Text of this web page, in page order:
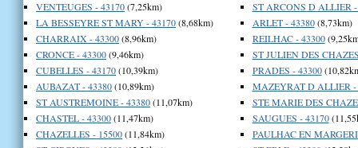
VENTEUGES - 43170(7,25km)
LA BESSEYRE ST MARY - 43170(8,68km)
CHARRAIX - 43300(8,96km)
CRONCE - 43300(9,46km)
CUBELLES - 43170(10,39km)
AUBAZAT - 43380(10,89km)
ST AUSTREMOINE - 43380(11,07km)
CHASTEL - 43300(11,47km)
CHAZELLES - 15500(11,84km)
ST ARCONS D ALLIER -
ARLET - 43380(8,73km)
REILHAC - 43300
ST JULIEN DES
PRADES - 43300
MAZEYRAT D ALLIER -
STE MARIE DES
SAUGUES - 43170
PAULHAC EN